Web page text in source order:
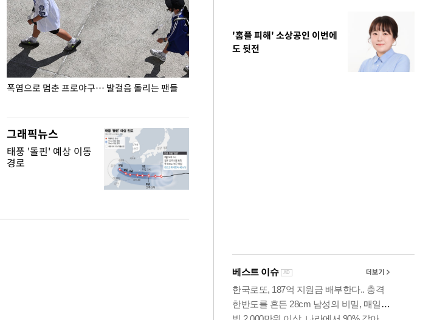
폭염으로 멈춘 프로야구… 발걸음 돌리는 팬들
그래픽뉴스
태풍 '돌핀' 예상 이동
경로
'홈플 피해' 소상공인 이번에
도 뒷전